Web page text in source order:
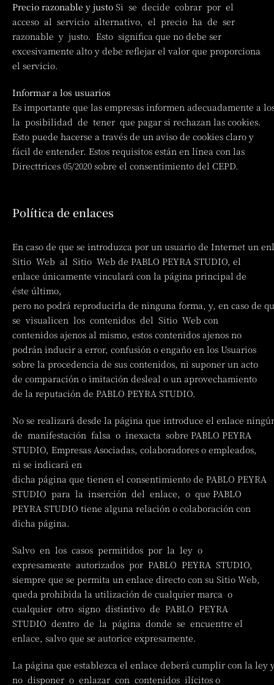
Precio razonable y justoSi se decide cobrar por el
acceso al servicio alternativo, el precio ha de ser
razonable y justo. Esto significa que no debe ser
excesivamente alto y debe reflejar el valor que proporciona
el servicio.
Informar a los usuarios
Es importante que las empresas informen adecuadamente a
la posibilidad de tener que pagar si rechazan las cookies.
Esto puede hacerse a través de un aviso de cookies claro y
fácil de entender. Estos requisitos están en línea con las
Directtrices 05/2020 sobre el consentimiento del CEPD.
Política de enlaces
En caso de que se introduzca por un usuario de Internet un
Sitio Web al Sitio Web de PABLO PEYRA STUDIO, el
enlace únicamente vinculará con la página principal de
éste último,
pero no podrá reproducirla de ninguna forma, y, en caso de
se visualicen los contenidos del Sitio Web con
contenidos ajenos al mismo, estos contenidos ajenos no
podrán inducir a error, confusión o engaño en los Usuarios
sobre la procedencia de sus contenidos, ni suponer un acto
de comparación o imitación desleal o un aprovechamiento
de la reputación de PABLO PEYRA STUDIO.
No se realizará desde la página que introduce el enlace
de manifestación falsa o inexacta sobre PABLO PEYRA
STUDIO, Empresas Asociadas, colaboradores o empleados,
ni se indicará en
dicha página que tienen el consentimiento de PABLO PEYRA
STUDIO para la inserción del enlace, o que PABLO
PEYRA STUDIO tiene alguna relación o colaboración con
dicha página.
Salvo en los casos permitidos por la ley o
expresamente autorizados por PABLO PEYRA STUDIO,
siempre que se permita un enlace directo con su Sitio Web,
queda prohibida la utilización de cualquier marca o
cualquier otro signo distintivo de PABLO PEYRA
STUDIO dentro de la página donde se encuentre el
enlace, salvo que se autorice expresamente.
La página que establezca el enlace deberá cumplir con la ley
no disponer o enlazar con contenidos ilícitos o